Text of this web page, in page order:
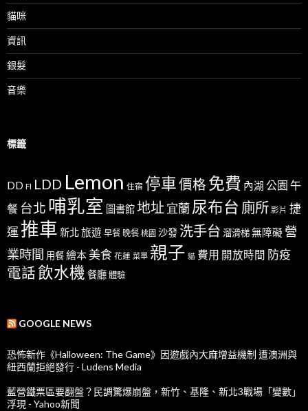
貓咪
資訊
銀髮
音樂
標籤
DD FI LDD Lemon 住宿 停車價格 免費 內湖 公園 午
餐 台北 哺乳室 圖書館地址宜蘭尿布台 廁所 影片 捷
運推車 新北旅遊 早餐 晚餐 桃園 沙發 洗手台 溜滑梯無障礙 營
業時間 用餐繪本 美食 花蓮 菜單 親子 貓 費用 開放時間 防疫
電話飲水機 餐廳 體驗
GOOGLE NEWS
恐怖新作《Halloween: The Game》因遊戲內大麻增益機制 遭澳洲與
紐西蘭拒絕發行 - Ludens Media
藍營鐵票區要翻盤？民調驚爆崩盤，新竹、基隆、新北3戰場「變數」
浮現 - Yahoo新聞